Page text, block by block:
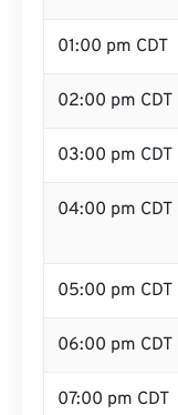
01:00 pm CDT
02:00 pm CDT
03:00 pm CDT
04:00 pm CDT
05:00 pm CDT
06:00 pm CDT
07:00 pm CDT